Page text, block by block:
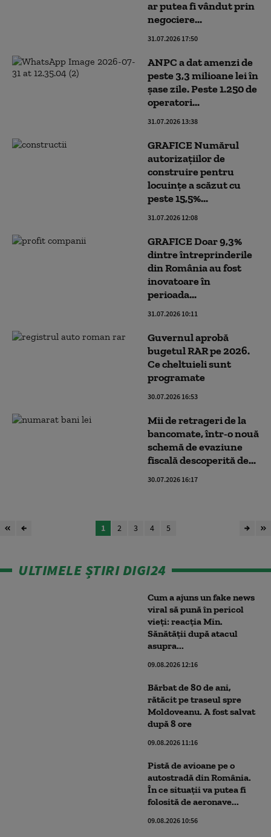
ar putea fi vândut prin
negociere...
31.07.2026 17:50
ANPC a dat amenzi de
peste 3,3 milioane lei în
șase zile. Peste 1.250 de
operatori...
31.07.2026 13:38
GRAFICE Numărul
autorizațiilor de
construire pentru
locuințe a scăzut cu
peste 15,5%...
31.07.2026 12:08
GRAFICE Doar 9,3%
dintre întreprinderile
din România au fost
inovatoare în
perioada...
31.07.2026 10:11
Guvernul aprobă
bugetul RAR pe 2026.
Ce cheltuieli sunt
programate
30.07.2026 16:53
Mii de retrageri de la
bancomate, într-o nouă
schemă de evaziune
fiscală descoperită de...
30.07.2026 16:17
1 2 3 4 5
ULTIMELE ȘTIRI DIGI24
Cum a ajuns un fake news
viral să pună în pericol
vieți: reacția Min.
Sănătății după atacul
asupra...
09.08.2026 12:16
Bărbat de 80 de ani,
rătăcit pe traseul spre
Moldoveanu. A fost salvat
după 8 ore
09.08.2026 11:16
Pistă de avioane pe o
autostradă din România.
În ce situații va putea fi
folosită de aeronave...
09.08.2026 10:56